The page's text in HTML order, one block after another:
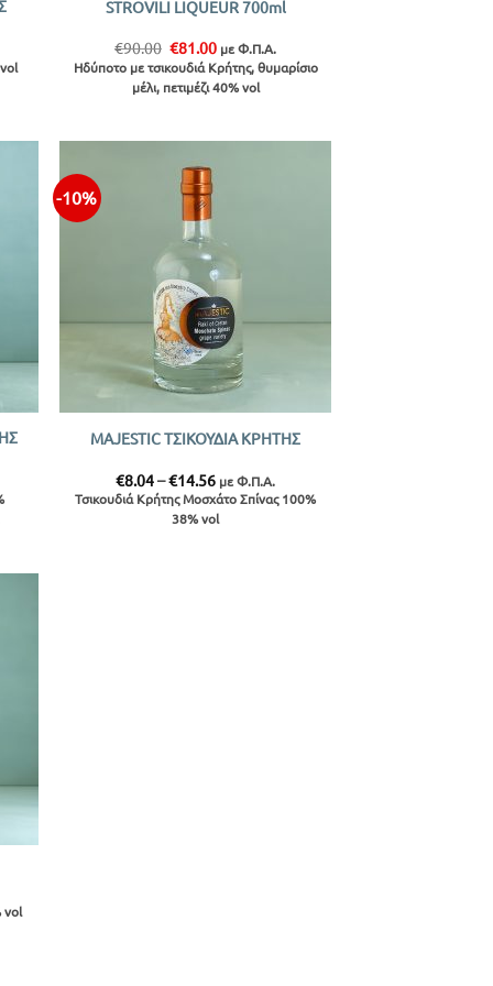
STROVILI LIQUEUR 700ml
€90.00 Original
price
was:
€90.00.
€81.00Η
τρέχουσα
τιμή
είναι:
με Φ.Π.Α.
Ηδύποτο με τσικουδιά Κρήτης, θυμαρίσιο
μέλι, πετιμέζι 40% vol
-10%
MAJESTIC ΤΣΙΚΟΥΔΙΑ ΚΡΗΤΗΣ
€8.04–€14.56Price
range:
€8.04
through
με Φ.Π.Α.
Τσικουδιά Κρήτης Μοσχάτο Σπίνας 100%
38% vol
vol